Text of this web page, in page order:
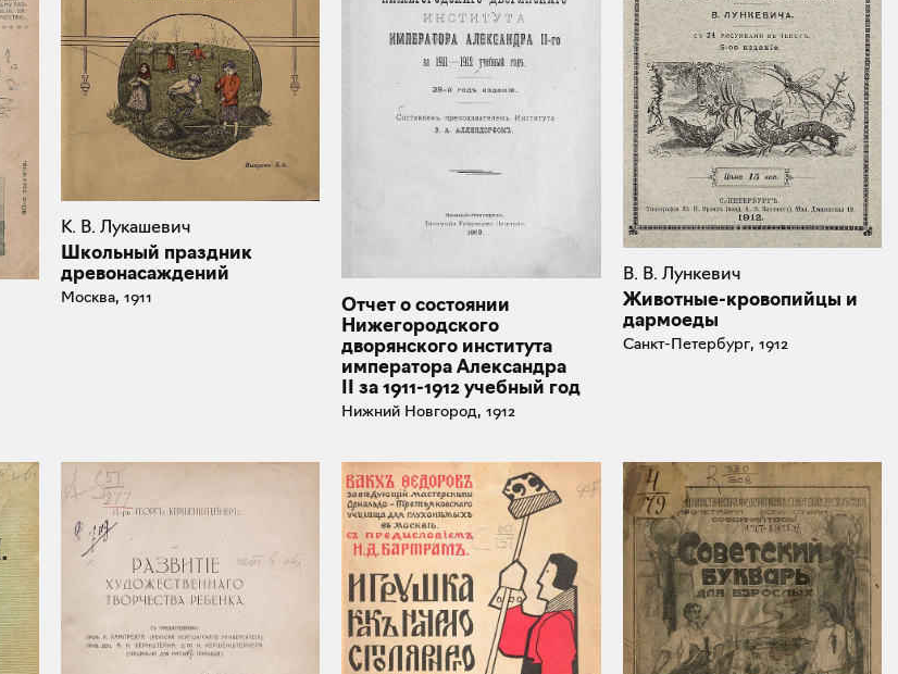
К. В. Лукашевич
Школьный праздник
древонасаждений
Москва, 1911
Отчет о состоянии
Нижегородского
дворянского института
императора Александра
II за 1911-1912 учебный год
Нижний Новгород, 1912
В. В. Лункевич
Животные-кровопийцы и
дармоеды
Санкт-Петербург, 1912